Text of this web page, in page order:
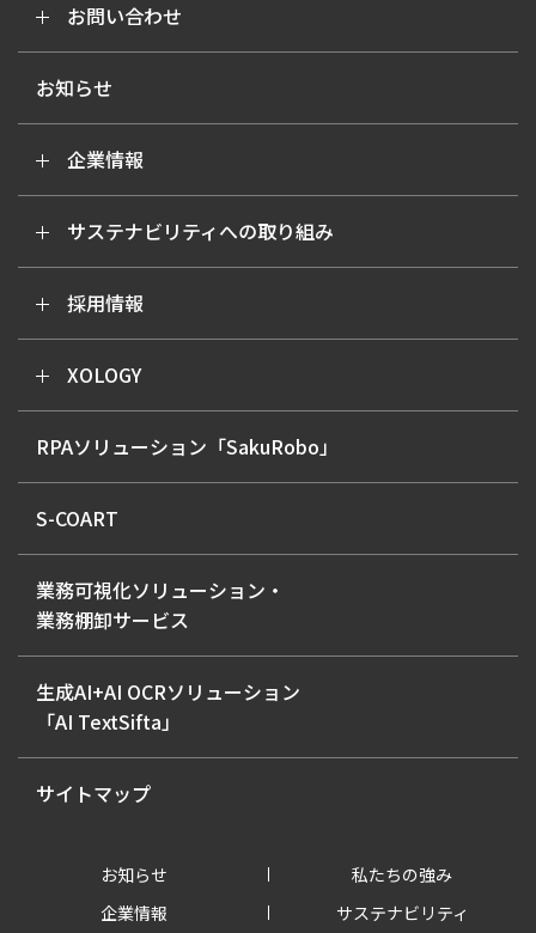
お問い合わせ
お知らせ
企業情報
サステナビリティへの取り組み
採用情報
XOLOGY
RPAソリューション「SakuRobo」
S-COART
業務可視化ソリューション・
業務棚卸サービス
生成AI+AI OCRソリューション
「AI TextSifta」
サイトマップ
お知らせ
私たちの強み
企業情報
サステナビリティ